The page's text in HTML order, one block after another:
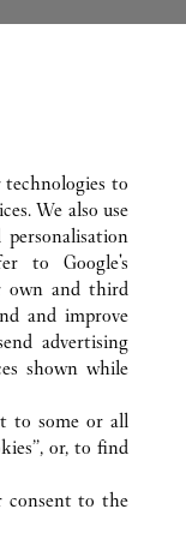
Tab
Tab
UNIS
ROAD
technologies to
We also use
personalisation
to Google's
own and third
and improve
advertising
shown while
to some or all
or, to find
consent to the